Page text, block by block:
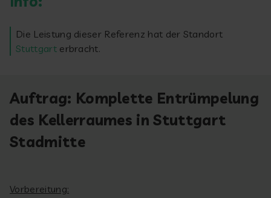
Die Leistung dieser Referenz hat der Standort
Stuttgarterbracht.
Auftrag: Komplette Entrümpelung
des Kellerraumes in Stuttgart
Stadmitte
Vorbereitung: